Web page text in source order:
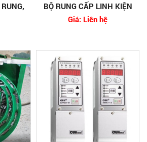
BỘ RUNG CẤP LINH KIỆN
Giá: Liên hệ